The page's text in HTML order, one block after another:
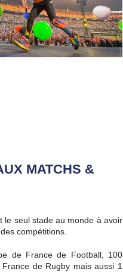
MATCHS &
le seul stade au monde à avoir
compétitions.
de France de Football, 100
de Rugby mais aussi 1